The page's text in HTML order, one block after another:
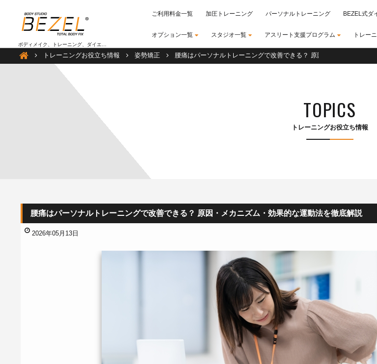
ご利用料金一覧 加圧トレーニング パーソナルトレーニング BEZEL式ダ
オプション一覧 スタジオ一覧 アスリート支援プログラム トレー
加圧トレーニングは大阪のBEZEL（ベゼル）
トレーニングお役立ち情報 姿勢矯正 腰痛はパーソナルトレーニングで改善できる？ 原因・メカニズム・効
TOPICS
トレーニングお役立ち情報
腰痛はパーソナルトレーニングで改善できる？ 原因・メカニズム・効果的な運動法を徹底解説
2026年05月13日